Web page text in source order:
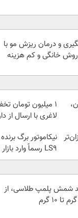
و درمان ریزش مو با
خانگی و کم هزینه
1 میلیون تومان
لاغری با ارسال از
ارزان‌تر
LS9 رسماً وارد بازار ایران شد
شمش پلمپ طلاسی، از